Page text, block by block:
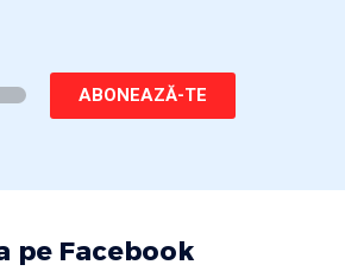
ABONEAZĂ-TE
pe Facebook